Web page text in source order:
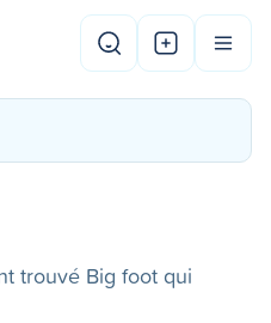
trouvé Big foot qui